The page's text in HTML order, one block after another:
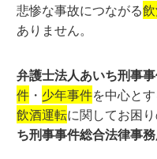
悲惨な事故につながる
ありません。
弁護士法人あいち刑事
件 ・ 少年事件を中心と
飲酒運転に関してお困
ち刑事事件総合法律事